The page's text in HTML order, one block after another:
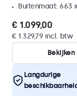
Buitenmaat: 663
€ 1.099,00
€ 1.329,79 incl. btw
Bekijken
Langdurige